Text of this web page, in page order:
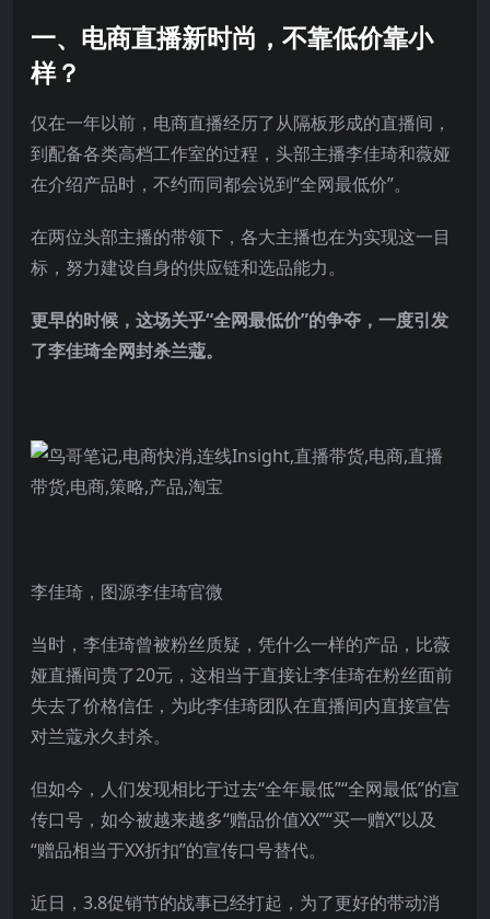
一、 电商直播新时尚，不靠低价靠小
样？
仅在一年以前，电商直播经历了从隔板形成的直播间，
到配备各类高档工作室的过程，头部主播李佳琦和薇娅
在介绍产品时，不约而同都会说到“全网最低价”。
在两位头部主播的带领下，各大主播也在为实现这一目
标，努力建设自身的供应链和选品能力。
更早的时候，这场关乎“全网最低价”的争夺，一度引发
了李佳琦全网封杀兰蔻。
李佳琦，图源李佳琦官微
当时，李佳琦曾被粉丝质疑，凭什么一样的产品，比薇
娅直播间贵了20元，这相当于直接让李佳琦在粉丝面前
失去了价格信任，为此李佳琦团队在直播间内直接宣告
对兰蔻永久封杀。
但如今，人们发现相比于过去“全年最低”“全网最低”的宣
传口号，如今被越来越多“赠品价值XX”“买一赠X”以及
“赠品相当于XX折扣”的宣传口号替代。
近日，3.8促销节的战事已经打起，为了更好的带动消